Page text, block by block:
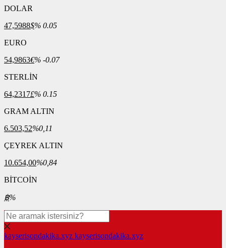
DOLAR
47,5988$% 0.05
EURO
54,9863€% -0.07
STERLİN
64,2317£% 0.15
GRAM ALTIN
6.503,52%0,11
ÇEYREK ALTIN
10.654,00%0,84
BİTCOİN
฿%
kayserisondakika.xyz kayserisondakika.xyz